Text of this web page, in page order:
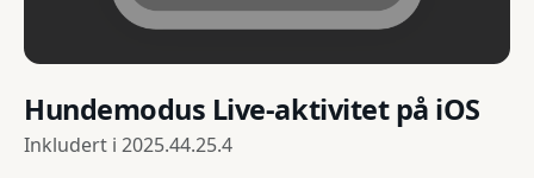
Hundemodus Live-aktivitet på iOS
Inkludert i 2025.44.25.4